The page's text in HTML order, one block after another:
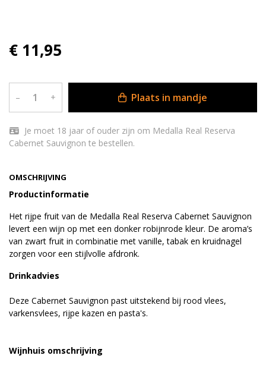
OMSCHRIJVING
Productinformatie
Het rijpe fruit van de Medalla Real Reserva Cabernet Sauvignon
levert een wijn op met een donker robijnrode kleur. De aroma’s
van zwart fruit in combinatie met vanille, tabak en kruidnagel
zorgen voor een stijlvolle afdronk.
Drinkadvies
Deze Cabernet Sauvignon past uitstekend bij rood vlees,
varkensvlees, rijpe kazen en pasta's.
Wijnhuis omschrijving
€ 11,95
– + Plaats in mandje
Cabernet Sauvignon te bestellen.